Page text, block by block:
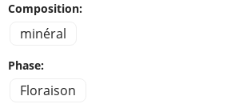
Composition:
minéral
Phase:
Floraison